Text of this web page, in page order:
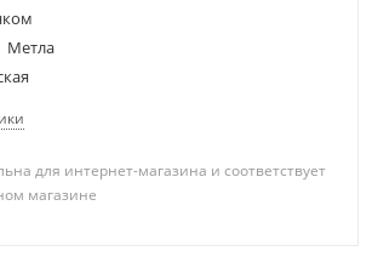
Метла
для интернет-магазина и соответствует
магазине